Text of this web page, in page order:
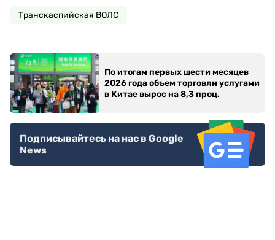
Транскаспийская ВОЛС
По итогам первых шести месяцев
2026 года объем торговли услугами
в Китае вырос на 8,3 проц.
Подписывайтесь на нас в Google
News